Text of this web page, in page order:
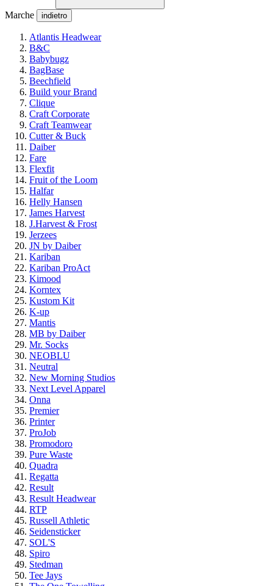
Marche indietro
Atlantis Headwear
B&C
Babybugz
BagBase
Beechfield
Build your Brand
Clique
Craft Corporate
Craft Teamwear
Cutter & Buck
Daiber
Fare
Flexfit
Fruit of the Loom
Halfar
Helly Hansen
James Harvest
J.Harvest & Frost
Jerzees
JN by Daiber
Kariban
Kariban ProAct
Kimood
Korntex
Kustom Kit
K-up
Mantis
MB by Daiber
Mr. Socks
NEOBLU
Neutral
New Morning Studios
Next Level Apparel
Onna
Premier
Printer
ProJob
Promodoro
Pure Waste
Quadra
Regatta
Result
Result Headwear
RTP
Russell Athletic
Seidensticker
SOL'S
Spiro
Stedman
Tee Jays